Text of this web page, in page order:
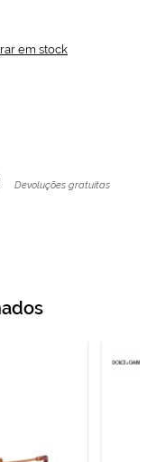
em stock
Devoluções gratuitas